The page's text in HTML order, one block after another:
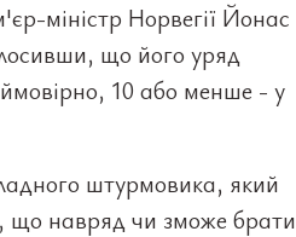
міністр Норвегії Йонас
що його уряд
ймовірно, 10 або менше - у
штурмовика, який
що навряд чи зможе брати